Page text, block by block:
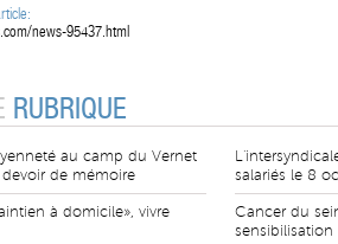
news-95437.html
RUBRIQUE
au camp du Vernet
de mémoire
à domicile», vivre
salariés le 8
Cancer du
sensibilisation